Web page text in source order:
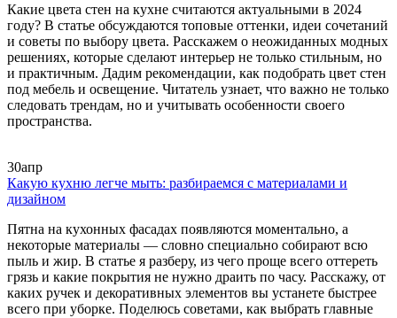
Какие цвета стен на кухне считаются актуальными в 2024
году? В статье обсуждаются топовые оттенки, идеи сочетаний
и советы по выбору цвета. Расскажем о неожиданных модных
решениях, которые сделают интерьер не только стильным, но
и практичным. Дадим рекомендации, как подобрать цвет стен
под мебель и освещение. Читатель узнает, что важно не только
следовать трендам, но и учитывать особенности своего
пространства.
30апр
Какую кухню легче мыть: разбираемся с материалами и
дизайном
Пятна на кухонных фасадах появляются моментально, а
некоторые материалы — словно специально собирают всю
пыль и жир. В статье я разберу, из чего проще всего оттереть
грязь и какие покрытия не нужно драить по часу. Расскажу, от
каких ручек и декоративных элементов вы устанете быстрее
всего при уборке. Поделюсь советами, как выбрать главные